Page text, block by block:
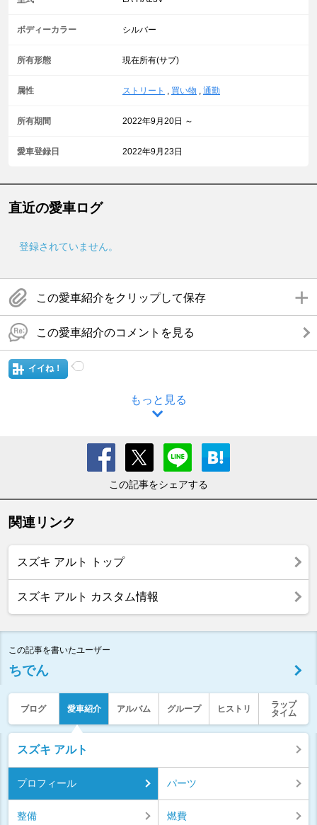
ボディーカラー シルバー
所有形態 現在所有(サブ)
属性 ストリート 買い物 通勤
所有期間 2022年9月20日 ～
愛車登録日 2022年9月23日
直近の愛車ログ
登録されていません。
この愛車紹介をクリップして保存
この愛車紹介のコメントを見る
イイね！
もっと見る
この記事をシェアする
関連リンク
スズキ アルト トップ
スズキ アルト カスタム情報
この記事を書いたユーザー
ちでん
ブログ 愛車紹介 アルバム グループ ヒストリ
ラップ
タイム
スズキ アルト
プロフィール パーツ
整備 燃費